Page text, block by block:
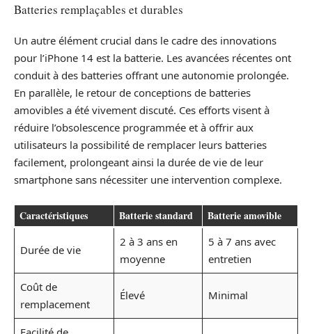
Batteries remplaçables et durables
Un autre élément crucial dans le cadre des innovations
pour l’iPhone 14 est la batterie. Les avancées récentes ont
conduit à des batteries offrant une autonomie prolongée.
En parallèle, le retour de conceptions de batteries
amovibles a été vivement discuté. Ces efforts visent à
réduire l’obsolescence programmée et à offrir aux
utilisateurs la possibilité de remplacer leurs batteries
facilement, prolongeant ainsi la durée de vie de leur
smartphone sans nécessiter une intervention complexe.
Caractéristiques Batterie standard Batterie amovible
Durée de vie
2 à 3 ans en
moyenne
5 à 7 ans avec
entretien
Coût de
remplacement
Élevé Minimal